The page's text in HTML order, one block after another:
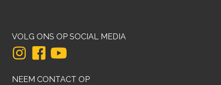
VOLG ONS OP SOCIAL MEDIA
NEEM CONTACT OP